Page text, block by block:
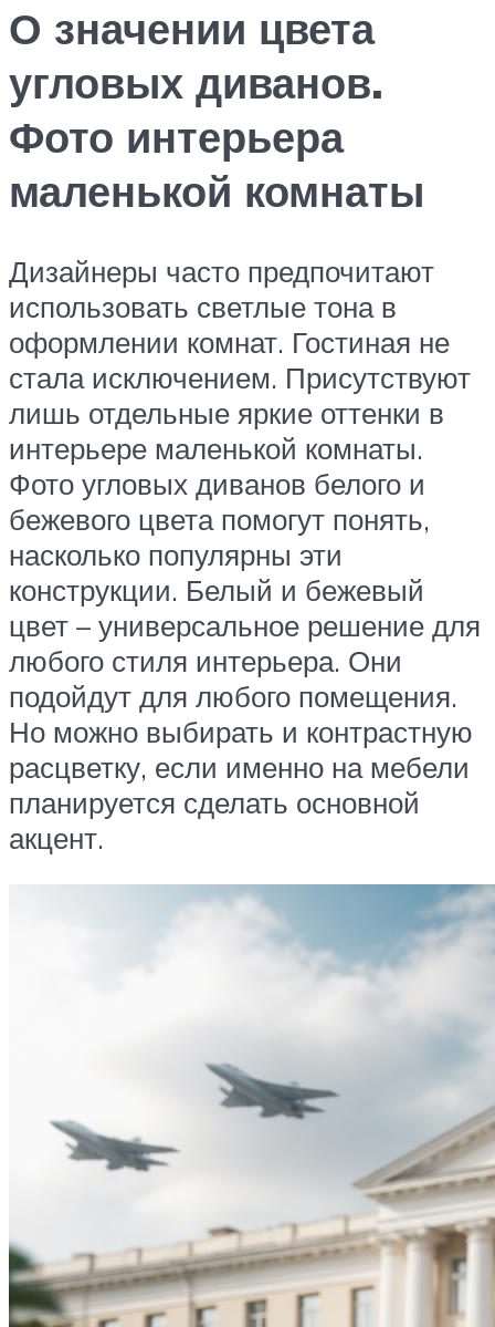
О значении цвета
угловых диванов.
Фото интерьера
маленькой комнаты
Дизайнеры часто предпочитают
использовать светлые тона в
оформлении комнат. Гостиная не
стала исключением. Присутствуют
лишь отдельные яркие оттенки в
интерьере маленькой комнаты.
Фото угловых диванов белого и
бежевого цвета помогут понять,
насколько популярны эти
конструкции. Белый и бежевый
цвет – универсальное решение для
любого стиля интерьера. Они
подойдут для любого помещения.
Но можно выбирать и контрастную
расцветку, если именно на мебели
планируется сделать основной
акцент.